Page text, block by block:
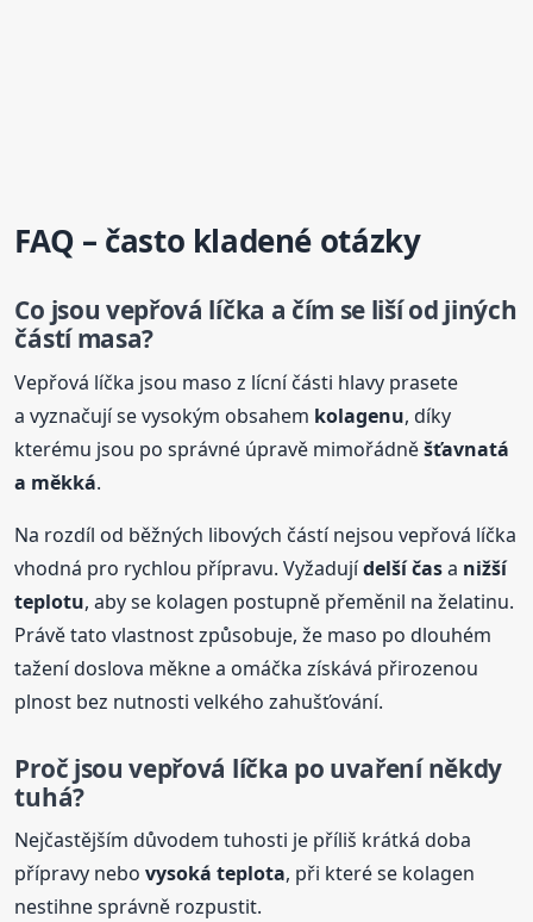
FAQ – často kladené otázky
Co jsou vepřová líčka a čím se liší od jiných
částí masa?
Vepřová líčka jsou maso z lícní části hlavy prasete
a vyznačují se vysokým obsahem kolagenu, díky
kterému jsou po správné úpravě mimořádněšťavnatá
a měkká.
Na rozdíl od běžných libových částí nejsou vepřová líčka
vhodná pro rychlou přípravu. Vyžadujídelší časa nižší
teplotu, aby se kolagen postupně přeměnil na želatinu.
Právě tato vlastnost způsobuje, že maso po dlouhém
tažení doslova měkne a omáčka získává přirozenou
plnost bez nutnosti velkého zahušťování.
Proč jsou vepřová líčka po uvaření někdy
tuhá?
Nejčastějším důvodem tuhosti je příliš krátká doba
přípravy nebovysoká teplota, při které se kolagen
nestihne správně rozpustit.